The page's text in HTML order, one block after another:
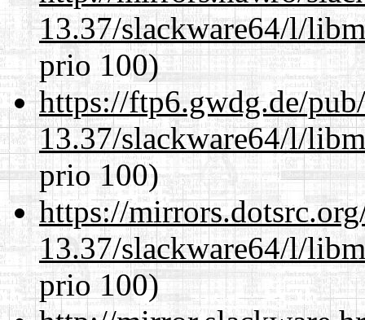
13.37/slackware64/l/
prio 100)
https://ftp6.gwdg.de/
13.37/slackware64/l/
prio 100)
https://
13.37/slackware64/l/
prio 100)